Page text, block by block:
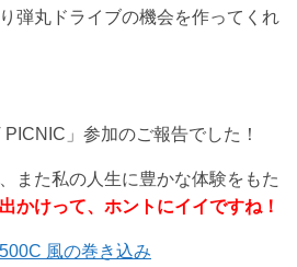
弾丸ドライブの機会を作ってくれ
」参加のご報告でした！
また私の人生に豊かな体験をもた
かけって、ホントにイイですね！
風の巻き込み